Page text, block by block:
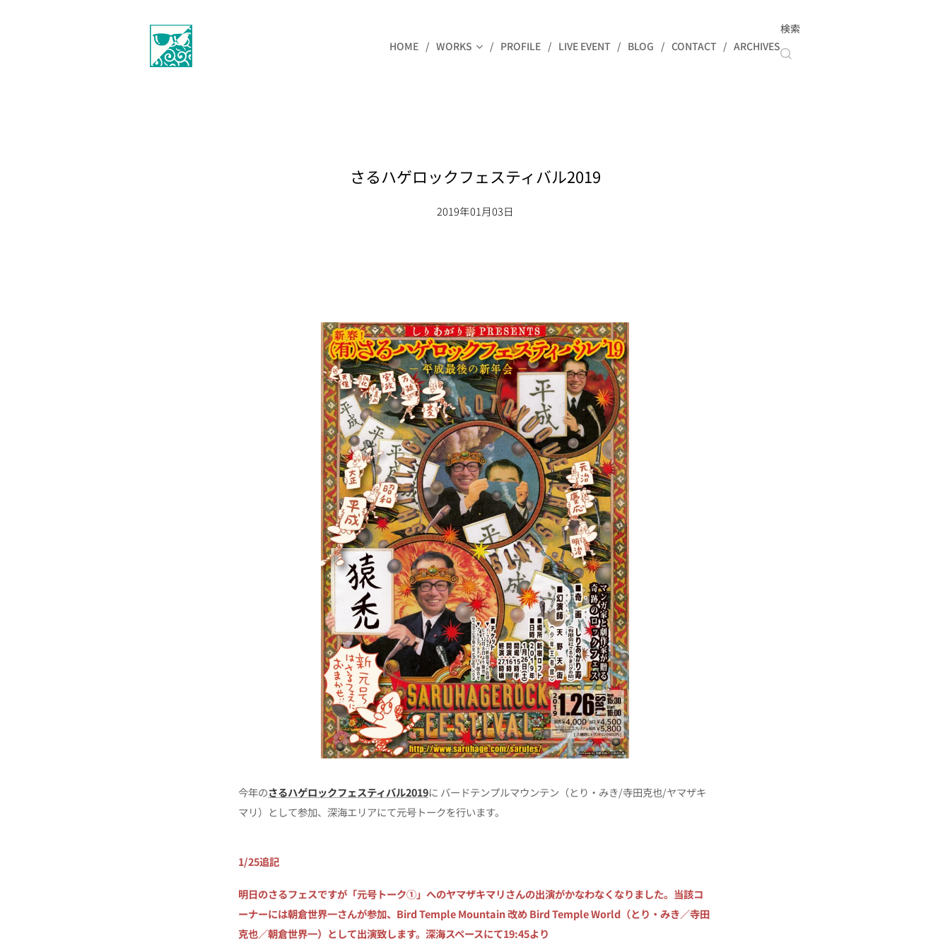
HOME WORKS PROFILE LIVE EVENT BLOG CONTACT ARCHIVES
検索
さるハゲロックフェスティバル2019
2019年01月03日
今年のさるハゲロックフェスティバル2019に バードテンプルマウンテン（とり・みき/寺田克也/ヤマザキ
マリ）として参加、深海エリアにて元号トークを行います。
1/25追記
明日のさるフェスですが「元号トーク①」へのヤマザキマリさんの出演がかなわなくなりました。当該コ
ーナーには朝倉世界一さんが参加、Bird Temple Mountain 改め Bird Temple World（とり・みき／寺田
克也／朝倉世界一）として出演致します。深海スペースにて19:45より